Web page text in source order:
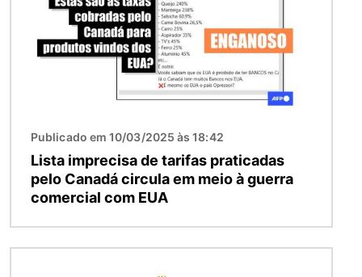
Publicado em 10/03/2025 às 18:42
Lista imprecisa de tarifas praticadas
pelo Canadá circula em meio à guerra
comercial com EUA